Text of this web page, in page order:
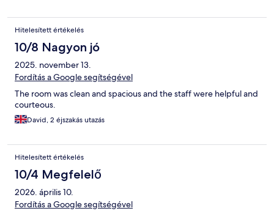
Hitelesített értékelés
10/8 Nagyon jó
2025. november 13.
Fordítás a Google segítségével
The room was clean and spacious and the staff were helpful and
courteous.
David, 2 éjszakás utazás
Hitelesített értékelés
10/4 Megfelelő
2026. április 10.
Fordítás a Google segítségével